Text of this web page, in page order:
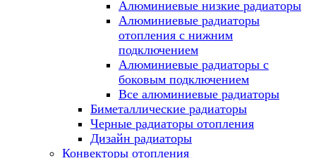
Алюминиевые низкие радиаторы
Алюминиевые радиаторы
отопления с нижним
подключением
Алюминиевые радиаторы с
боковым подключением
Все алюминиевые радиаторы
Биметаллические радиаторы
Черные радиаторы отопления
Дизайн радиаторы
Конвекторы отопления